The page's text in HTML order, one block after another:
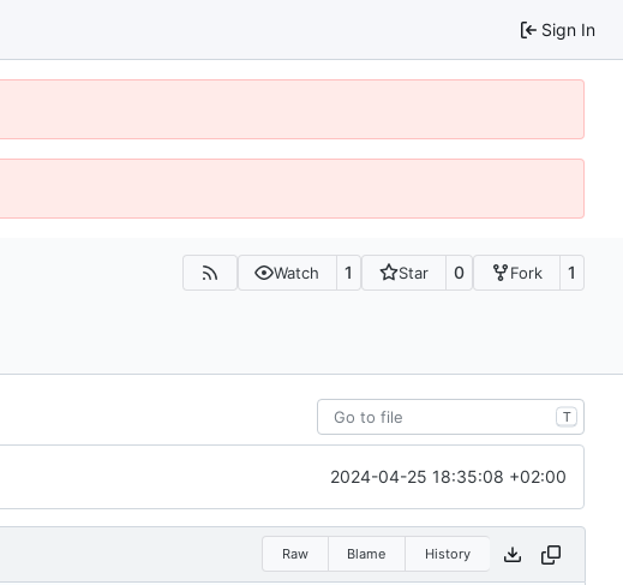
Sign In
Watch 1 Star 0 Fork 1
T
2024-04-25 18:35:08 +02:00
Raw Blame History